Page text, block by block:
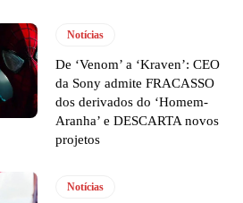
Notícias
De ‘Venom’ a ‘Kraven’: CEO
da Sony admite FRACASSO
dos derivados do ‘Homem-
Aranha’ e DESCARTA novos
projetos
Notícias